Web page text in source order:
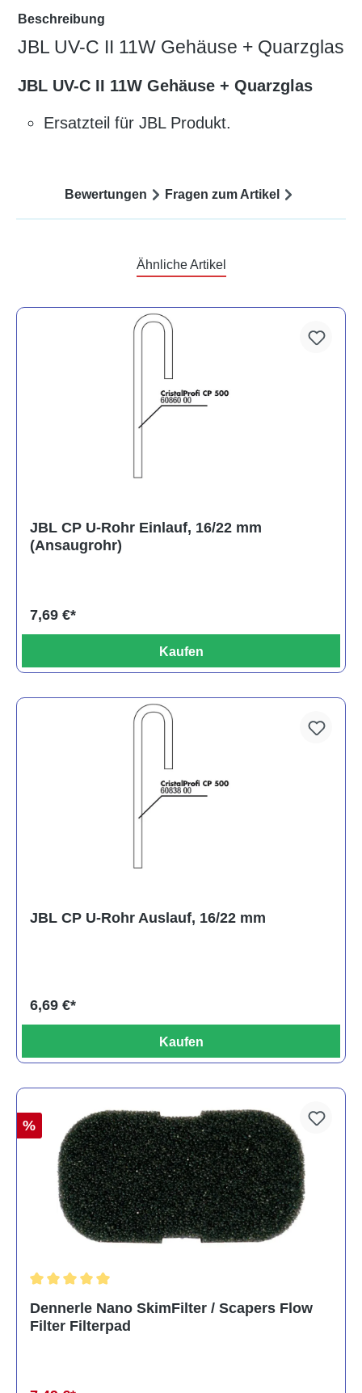
Beschreibung
JBL UV-C II 11W Gehäuse + Quarzglas
JBL UV-C II 11W Gehäuse + Quarzglas
Ersatzteil für JBL Produkt.
Bewertungen Fragen zum Artikel
Ähnliche Artikel
JBL CP U-Rohr Einlauf, 16/22 mm
(Ansaugrohr)
7,69 €*
Kaufen
JBL CP U-Rohr Auslauf, 16/22 mm
6,69 €*
Kaufen
%
Dennerle Nano SkimFilter / Scapers Flow
Filter Filterpad